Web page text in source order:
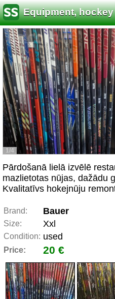
Equipment,
1/4
Pārdošanā lielā izvēlē
mazlietotas nūjas, dažādu
Kvalitatīvs hokejnūju
Brand: Bauer
Size: Xxl
Condition: used
Price: 20 €